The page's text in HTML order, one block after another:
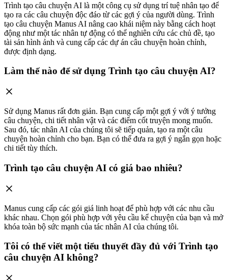
Trình tạo câu chuyện AI là một công cụ sử dụng trí tuệ nhân tạo để
tạo ra các câu chuyện độc đáo từ các gợi ý của người dùng. Trình
tạo câu chuyện Manus AI nâng cao khái niệm này bằng cách hoạt
động như một tác nhân tự động có thể nghiên cứu các chủ đề, tạo
tài sản hình ảnh và cung cấp các dự án câu chuyện hoàn chỉnh,
được định dạng.
Làm thế nào để sử dụng Trình tạo câu chuyện AI?
Sử dụng Manus rất đơn giản. Bạn cung cấp một gợi ý với ý tưởng
câu chuyện, chi tiết nhân vật và các điểm cốt truyện mong muốn.
Sau đó, tác nhân AI của chúng tôi sẽ tiếp quản, tạo ra một câu
chuyện hoàn chỉnh cho bạn. Bạn có thể đưa ra gợi ý ngắn gọn hoặc
chi tiết tùy thích.
Trình tạo câu chuyện AI có giá bao nhiêu?
Manus cung cấp các gói giá linh hoạt để phù hợp với các nhu cầu
khác nhau. Chọn gói phù hợp với yêu cầu kể chuyện của bạn và mở
khóa toàn bộ sức mạnh của tác nhân AI của chúng tôi.
Tôi có thể viết một tiểu thuyết đầy đủ với Trình tạo
câu chuyện AI không?